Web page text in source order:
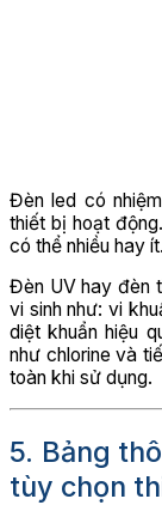
Đèn led có
thiết bị hoạt
có thể nhiều hay ít.
Đèn UV hay đèn
vi sinh như: vi
diệt khuẩn hiệu
như chlorine và
toàn khi sử dụng.
5. Bảng
tùy chọn